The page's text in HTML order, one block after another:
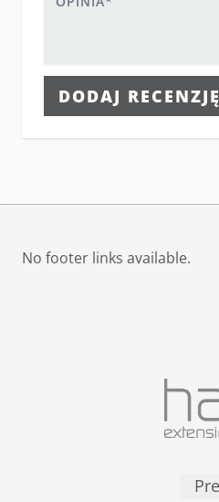
DODAJ RECENZJĘ
No footer links available.